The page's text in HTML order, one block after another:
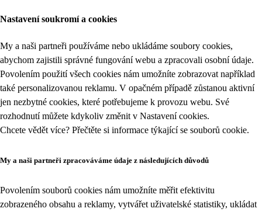
Nastavení soukromí a cookies
My a naši partneři používáme nebo ukládáme soubory cookies,
abychom zajistili správné fungování webu a zpracovali osobní údaje.
Povolením použití všech cookies nám umožníte zobrazovat například
také personalizovanou reklamu. V opačném případě zůstanou aktivní
jen nezbytné cookies, které potřebujeme k provozu webu. Své
rozhodnutí můžete kdykoliv změnit v Nastavení cookies.
Chcete vědět více? Přečtěte si informace týkající se souborů cookie.
My a naši partneři zpracováváme údaje z následujících důvodů
Povolením souborů cookies nám umožníte měřit efektivitu
zobrazeného obsahu a reklamy, vytvářet uživatelské statistiky, ukládat